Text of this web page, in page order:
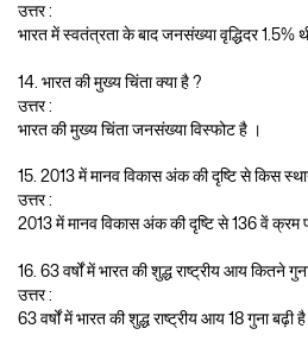
उत्तर :
भारत में स्वतंत्रता के बाद जनसंख्या वृद्धिदर 1.5%
14. भारत की मुख्य चिंता क्या है ?
उत्तर :
भारत की मुख्य चिंता जनसंख्या विस्फोट है ।
15. 2013 में मानव विकास अंक की दृष्टि से किस
उत्तर :
2013 में मानव विकास अंक की दृष्टि से 136 वें क्रम
16. 63 वर्षों में भारत की शुद्ध राष्ट्रीय आय कितने
उत्तर :
63 वर्षों में भारत की शुद्ध राष्ट्रीय आय 18 गुना बढ़ी